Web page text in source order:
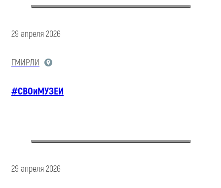
29 апреля 2026
ГМИРЛИ
#СВОиМУЗЕИ
29 апреля 2026